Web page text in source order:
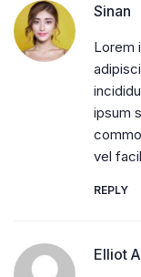
Sinan
Lorem
ipsum
vel
REPLY
Elliot